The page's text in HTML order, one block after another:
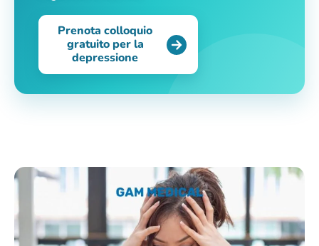
Prenota colloquio
gratuito per la
depressione